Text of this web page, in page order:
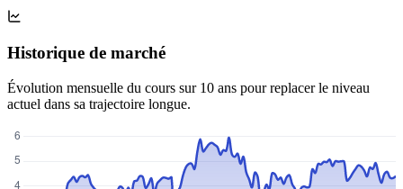
Historique de marché
Évolution mensuelle du cours sur 10 ans pour replacer le niveau
actuel dans sa trajectoire longue.